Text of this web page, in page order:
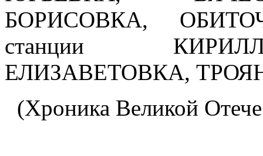
БОРИСОВКА,
станции
ЕЛИЗАВЕТОВКА,
(Хроника Великой